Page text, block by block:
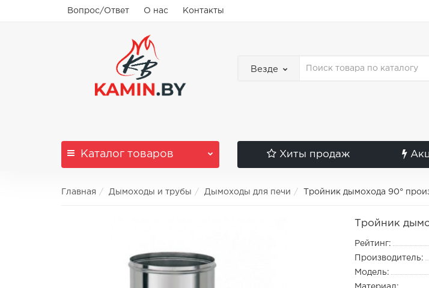
Вопрос/Ответ О нас Контакты
Везде
Каталог товаров Хиты продаж
Главная Дымоходы и трубы Дымоходы для печи Тройник дымохода 90°
Тройник
Рейтинг:
Производитель:
Модель: